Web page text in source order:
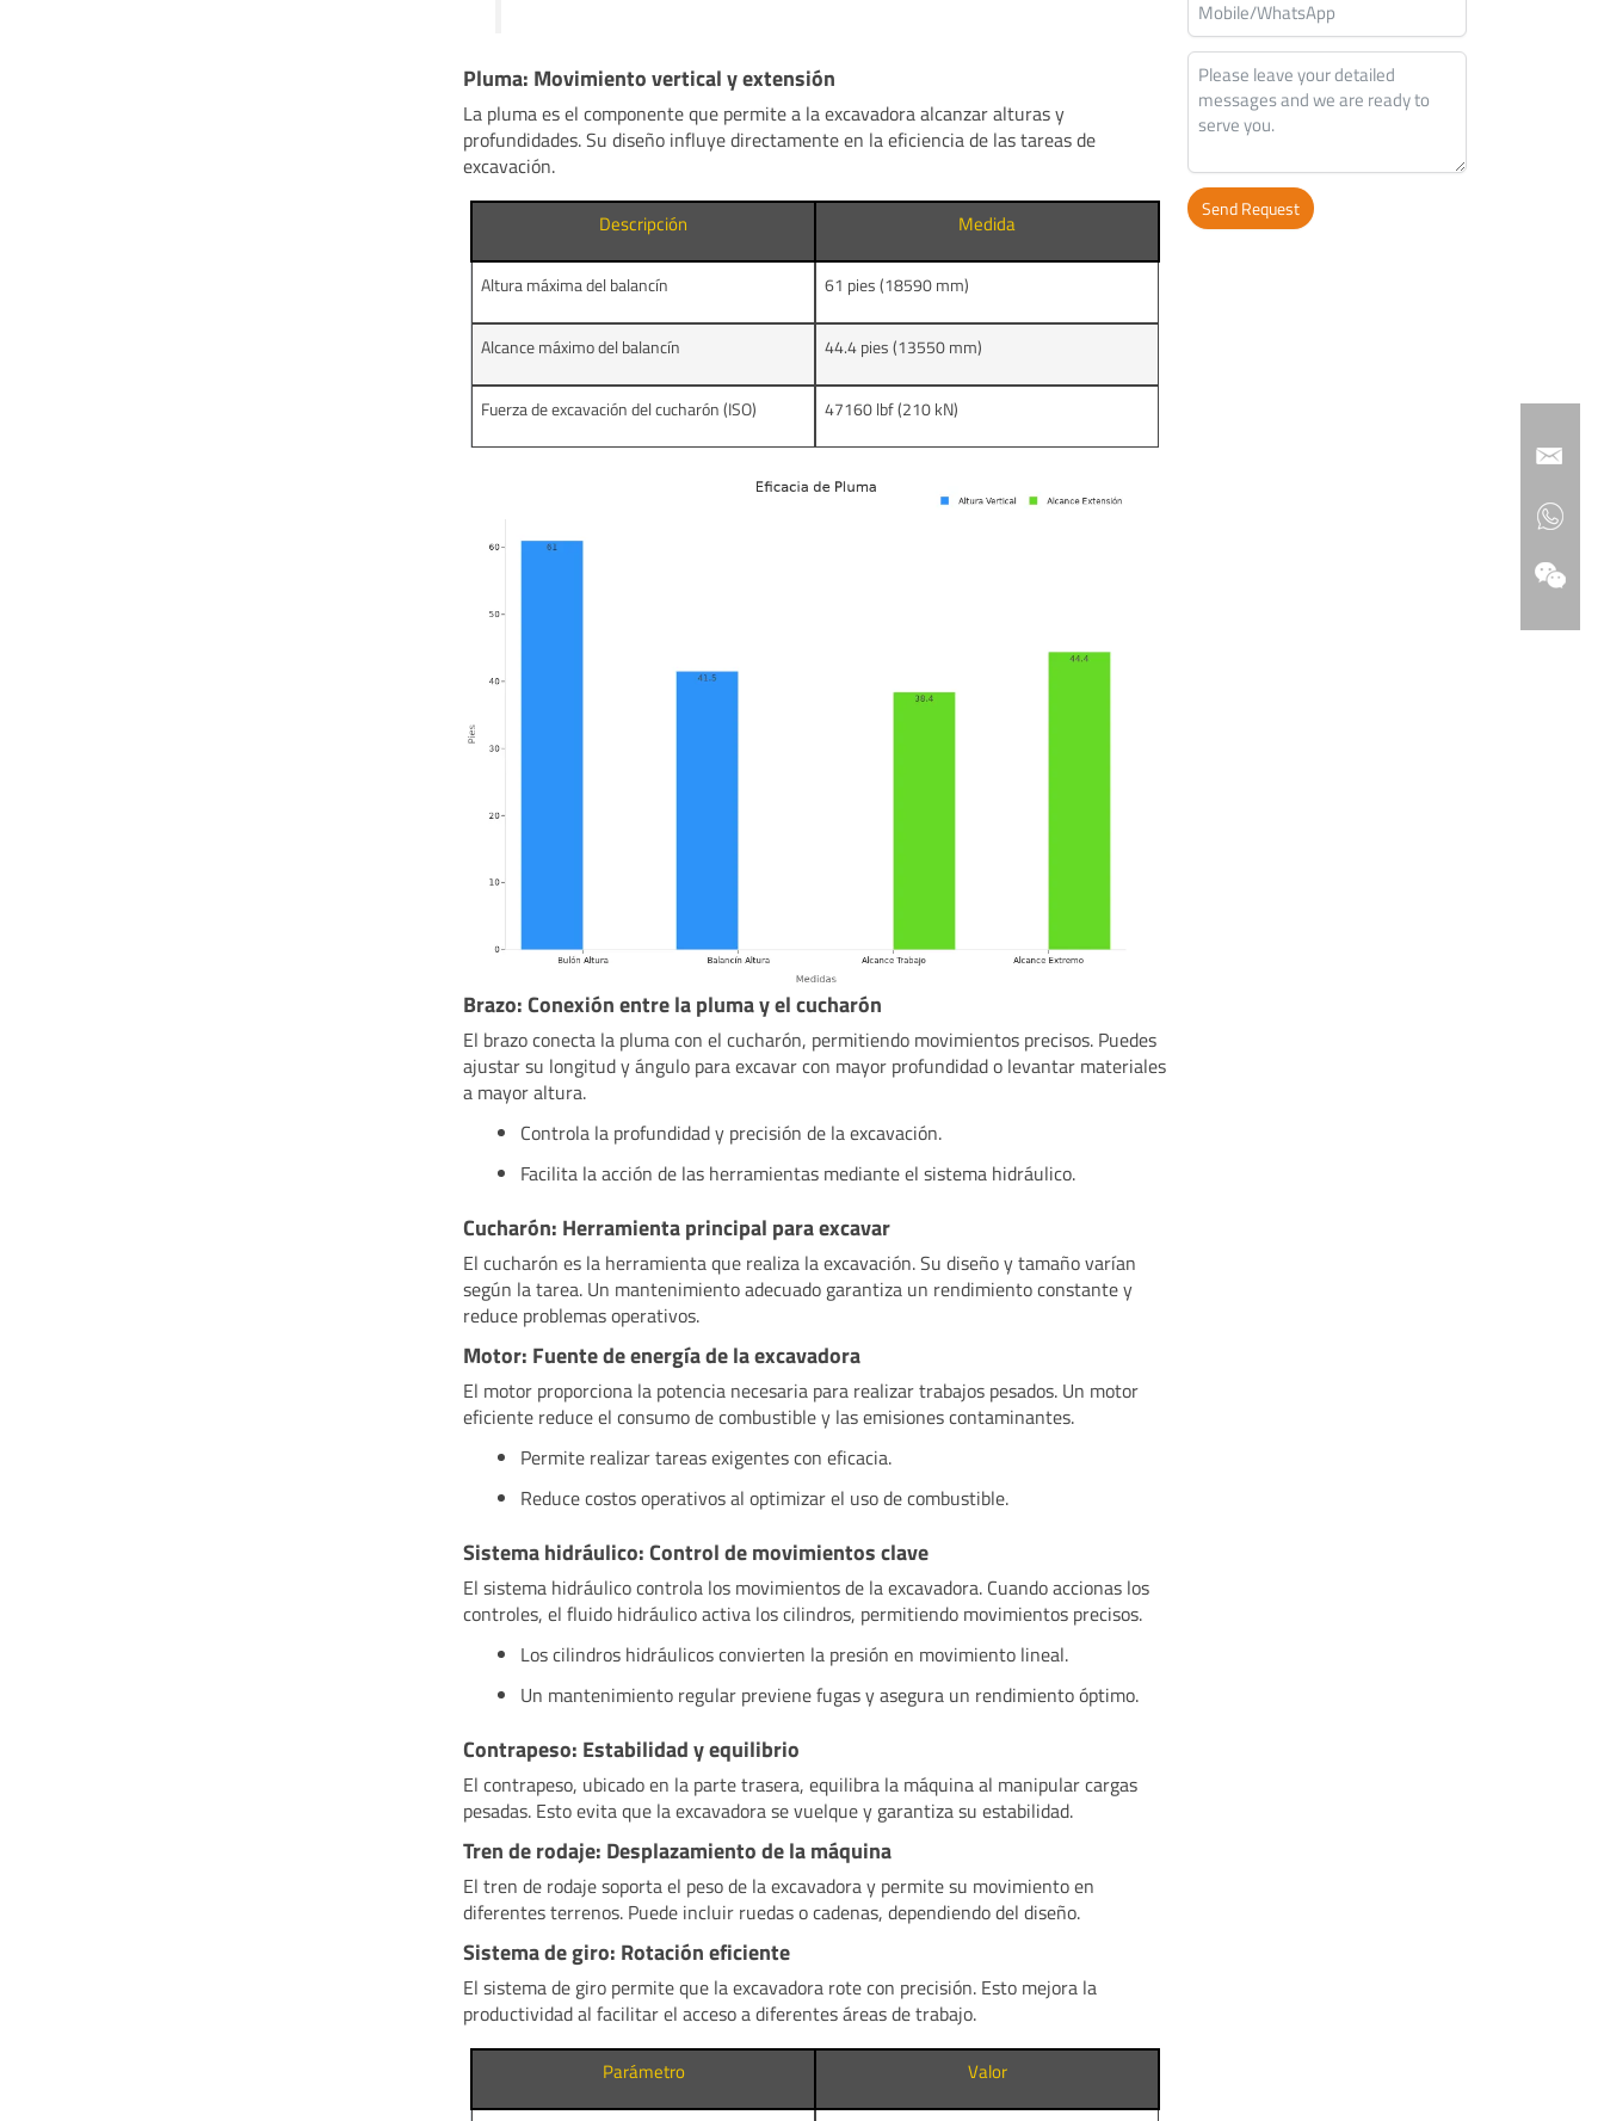
Pluma: Movimiento vertical y extensión
La pluma es el componente que permite a la excavadora alcanzar alturas y
profundidades. Su diseño influye directamente en la eficiencia de las tareas de
excavación.
Descripción Medida
Altura máxima del balancín 61 pies (18590 mm)
Alcance máximo del balancín 44.4 pies (13550 mm)
Fuerza de excavación del cucharón (ISO) 47160 lbf (210 kN)
Brazo: Conexión entre la pluma y el cucharón
El brazo conecta la pluma con el cucharón, permitiendo movimientos precisos. Puedes
ajustar su longitud y ángulo para excavar con mayor profundidad o levantar materiales
a mayor altura.
Controla la profundidad y precisión de la excavación.
Facilita la acción de las herramientas mediante el sistema hidráulico.
Cucharón: Herramienta principal para excavar
El cucharón es la herramienta que realiza la excavación. Su diseño y tamaño varían
según la tarea. Un mantenimiento adecuado garantiza un rendimiento constante y
reduce problemas operativos.
Motor: Fuente de energía de la excavadora
El motor proporciona la potencia necesaria para realizar trabajos pesados. Un motor
eficiente reduce el consumo de combustible y las emisiones contaminantes.
Permite realizar tareas exigentes con eficacia.
Reduce costos operativos al optimizar el uso de combustible.
Sistema hidráulico: Control de movimientos clave
El sistema hidráulico controla los movimientos de la excavadora. Cuando accionas los
controles, el fluido hidráulico activa los cilindros, permitiendo movimientos precisos.
Los cilindros hidráulicos convierten la presión en movimiento lineal.
Un mantenimiento regular previene fugas y asegura un rendimiento óptimo.
Contrapeso: Estabilidad y equilibrio
El contrapeso, ubicado en la parte trasera, equilibra la máquina al manipular cargas
pesadas. Esto evita que la excavadora se vuelque y garantiza su estabilidad.
Tren de rodaje: Desplazamiento de la máquina
El tren de rodaje soporta el peso de la excavadora y permite su movimiento en
diferentes terrenos. Puede incluir ruedas o cadenas, dependiendo del diseño.
Sistema de giro: Rotación eficiente
El sistema de giro permite que la excavadora rote con precisión. Esto mejora la
productividad al facilitar el acceso a diferentes áreas de trabajo.
Parámetro Valor
Send Request